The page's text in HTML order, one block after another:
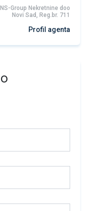
NS-Group Nekretnine doo
Novi Sad, Reg.br. 711
Profil agenta